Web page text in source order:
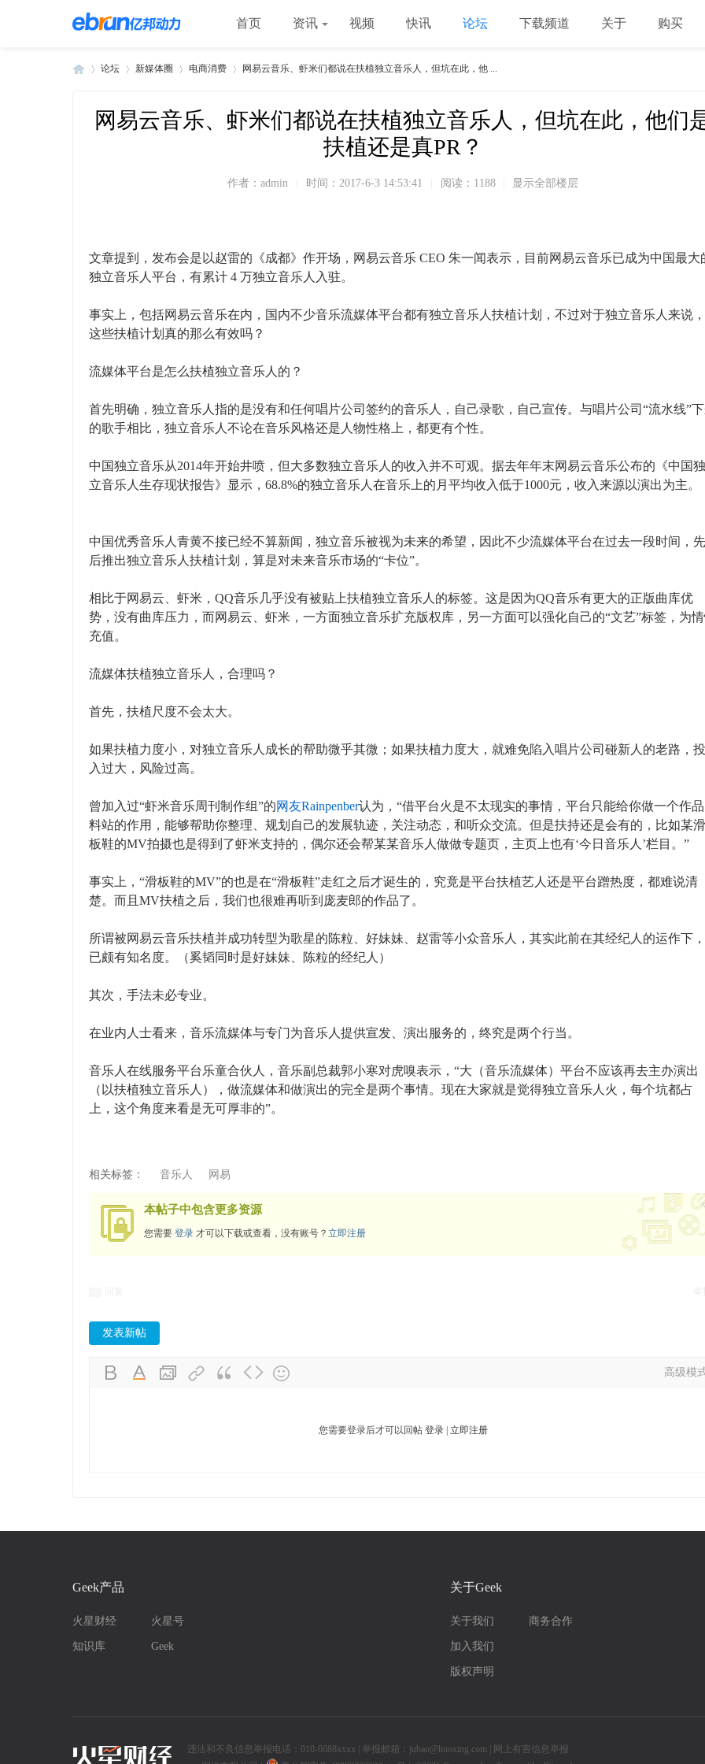
首页 资讯 视频 快讯 论坛 下载频道 关于 购买
论坛 新媒体圈 电商消费 网易云音乐、虾米们都说在扶植独立音乐人，但坑在此，他 ...
网易云音乐、虾米们都说在扶植独立音乐人，但坑在此，他们
扶植还是真PR？
作者： admin 时间： 2017-6-3 14:53:41 阅读：1188 显示全部楼层
文章提到，发布会是以赵雷的《成都》作开场，网易云音乐 CEO 朱一闻表示，目前网易云音乐已成为中国最大
独立音乐人平台，有累计 4 万独立音乐人入驻。
事实上，包括网易云音乐在内，国内不少音乐流媒体平台都有独立音乐人扶植计划，不过对于独立音乐人来说，
这些扶植计划真的那么有效吗？
流媒体平台是怎么扶植独立音乐人的？
首先明确，独立音乐人指的是没有和任何唱片公司签约的音乐人，自己录歌，自己宣传。与唱片公司“流水线”
的歌手相比，独立音乐人不论在音乐风格还是人物性格上，都更有个性。
中国独立音乐从2014年开始井喷，但大多数独立音乐人的收入并不可观。据去年年末网易云音乐公布的《中国独
立音乐人生存现状报告》显示，68.8%的独立音乐人在音乐上的月平均收入低于1000元，收入来源以演出为主。
中国优秀音乐人青黄不接已经不算新闻，独立音乐被视为未来的希望，因此不少流媒体平台在过去一段时间，先
后推出独立音乐人扶植计划，算是对未来音乐市场的“卡位”。
相比于网易云、虾米，QQ音乐几乎没有被贴上扶植独立音乐人的标签。这是因为QQ音乐有更大的正版曲库优
势，没有曲库压力，而网易云、虾米，一方面独立音乐扩充版权库，另一方面可以强化自己的“文艺”标签，为
充值。
流媒体扶植独立音乐人，合理吗？
首先，扶植尺度不会太大。
如果扶植力度小，对独立音乐人成长的帮助微乎其微；如果扶植力度大，就难免陷入唱片公司碰新人的老路，投
入过大，风险过高。
曾加入过“虾米音乐周刊制作组”的网友Rainpenber认为，“借平台火是不太现实的事情，平台只能给你做一个作
料站的作用，能够帮助你整理、规划自己的发展轨迹，关注动态，和听众交流。但是扶持还是会有的，比如某滑
板鞋的MV拍摄也是得到了虾米支持的，偶尔还会帮某某音乐人做做专题页，主页上也有‘今日音乐人’栏目。”
事实上，“滑板鞋的MV”的也是在“滑板鞋”走红之后才诞生的，究竟是平台扶植艺人还是平台蹭热度，都难说清
楚。而且MV扶植之后，我们也很难再听到庞麦郎的作品了。
所谓被网易云音乐扶植并成功转型为歌星的陈粒、好妹妹、赵雷等小众音乐人，其实此前在其经纪人的运作下，
已颇有知名度。（奚韬同时是好妹妹、陈粒的经纪人）
其次，手法未必专业。
在业内人士看来，音乐流媒体与专门为音乐人提供宣发、演出服务的，终究是两个行当。
音乐人在线服务平台乐童合伙人，音乐副总裁郭小寒对虎嗅表示，“大（音乐流媒体）平台不应该再去主办演出
（以扶植独立音乐人），做流媒体和做演出的完全是两个事情。现在大家就是觉得独立音乐人火，每个坑都占
上，这个角度来看是无可厚非的”。
相关标签： 音乐人 网易
本帖子中包含更多资源
您需要 登录 才可以下载或查看，没有账号？ 立即注册
x
发表新帖
高级模
您需要登录后才可以回帖 登录| 立即注册
Geek产品
火星财经 火星号
知识库 Geek
关于Geek
关于我们
加入我们
版权声明
商务合作
违法和不良信息举报电话：010-6688xxxx | 举报邮箱：jubao@huoxing.com |
网上有害信息举报